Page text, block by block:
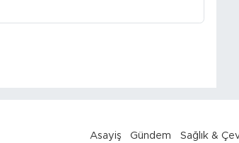
Asayiş Gündem Sağlık &